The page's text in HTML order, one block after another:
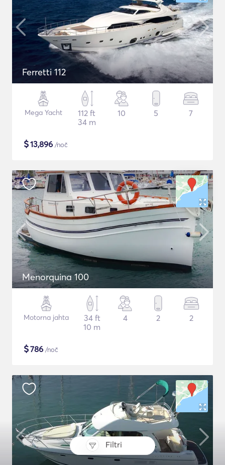
Filtri
Ferretti 112
Mega Yacht
112 ft
34 m
10 5 7
$13,896 /noč
Menorquina 100
Motorna jahta
34 ft
10 m
4 2 2
$786 /noč